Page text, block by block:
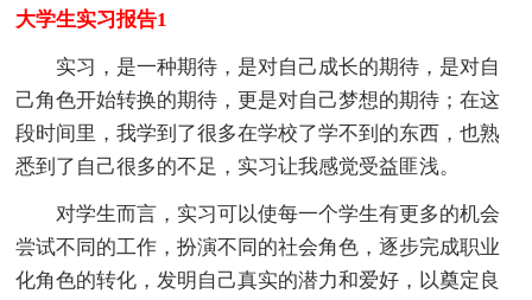
大学生实习报告1
实习，是一种期待，是对自己成长的期待，是对自
己角色开始转换的期待，更是对自己梦想的期待；在这
段时间里，我学到了很多在学校了学不到的东西，也熟
悉到了自己很多的不足，实习让我感觉受益匪浅。
对学生而言，实习可以使每一个学生有更多的机会
尝试不同的工作，扮演不同的社会角色，逐步完成职业
化角色的转化，发明自己真实的潜力和爱好，以奠定良